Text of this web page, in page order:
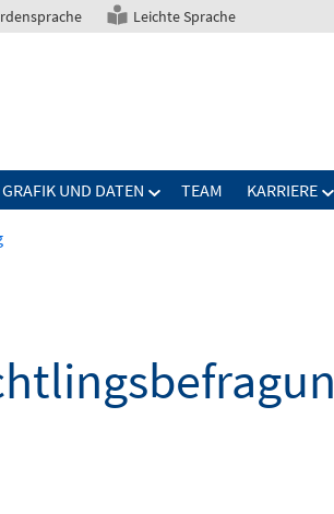
Leichte Sprache
GRAFIK UND DATEN TEAM KARRIERE